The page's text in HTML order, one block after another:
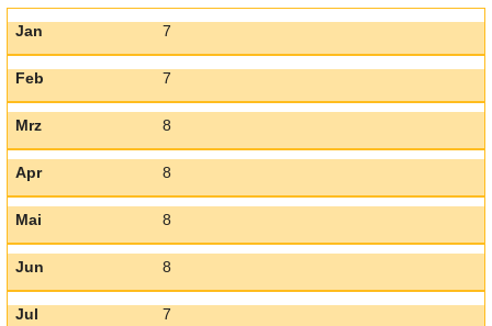
Jan 7
Feb 7
Mrz 8
Apr 8
Mai 8
Jun 8
Jul 7